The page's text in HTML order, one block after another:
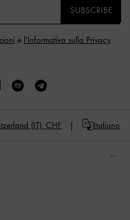
SUBSCRIBE
e l'Informativa sulla Privacy
(IT), CHF Italiano